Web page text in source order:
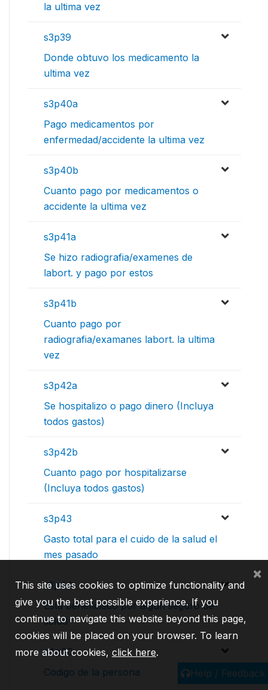
la ultima vez
s3p39
Donde obtuvo los medicamento la
ultima vez
s3p40a
Pago medicamentos por
enfermedad/accidente la ultima vez
s3p40b
Cuanto pago por medicamentos o
accidente la ultima vez
s3p41a
Se hizo radiografia/examenes de
labort. y pago por estos
s3p41b
Cuanto pago por
radiografia/examanes labort. la ultima
vez
s3p42a
Se hospitalizo o pago dinero (Incluya
todos gastos)
s3p42b
Cuanto pago por hospitalizarse
(Incluya todos gastos)
s3p43
Gasto total para el cuido de la salud el
mes pasado
s3p44
Esta beneficiado por algun seguro de
salud
s4p00
Codigo de la persona
Help / Feedback
This site uses cookies to optimize functionality and
give you the best possible experience. If you
continue to navigate this website beyond this page,
cookies will be placed on your browser. To learn
more about cookies, click here.
×